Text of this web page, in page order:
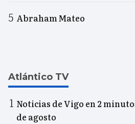
Abraham Mateo
Atlántico TV
Noticias de Vigo en 2
de agosto